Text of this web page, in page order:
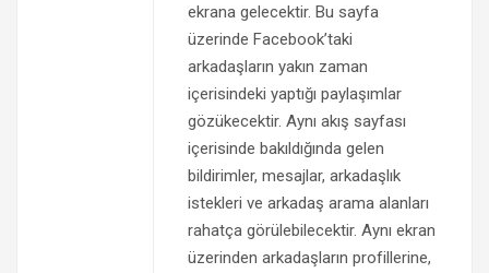
ekrana gelecektir. Bu sayfa
üzerinde Facebook’taki
arkadaşların yakın zaman
içerisindeki yaptığı paylaşımlar
gözükecektir. Aynı akış sayfası
içerisinde bakıldığında gelen
bildirimler, mesajlar, arkadaşlık
istekleri ve arkadaş arama alanları
rahatça görülebilecektir. Aynı ekran
üzerinden arkadaşların profillerine,